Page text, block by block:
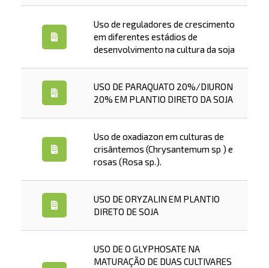
Uso de reguladores de crescimento
em diferentes estádios de
desenvolvimento na cultura da soja
USO DE PARAQUATO 20%/DIURON
20% EM PLANTIO DIRETO DA SOJA
Uso de oxadiazon em culturas de
crisântemos (Chrysantemum sp ) e
rosas (Rosa sp.).
USO DE ORYZALIN EM PLANTIO
DIRETO DE SOJA
USO DE O GLYPHOSATE NA
MATURAÇÃO DE DUAS CULTIVARES